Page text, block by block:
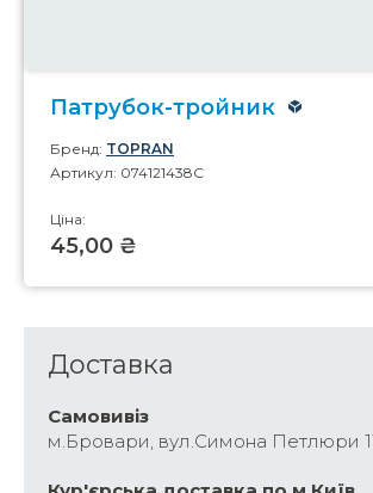
Патрубок-тройник
Бренд: TOPRAN
Артикул: 074121438C
Ціна:
45,00 ₴
Доставка
Самовивіз
м.Бровари, вул.Симона Петлюри